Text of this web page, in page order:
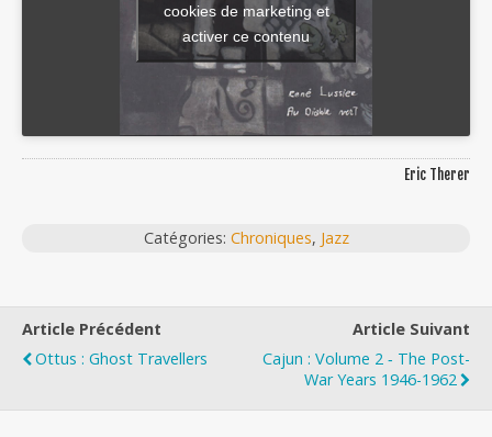
cookies de marketing et
activer ce contenu
Eric Therer
Catégories: Chroniques, Jazz
Article Précédent
Ottus : Ghost Travellers
Article Suivant
Cajun : Volume 2 ‐ The Post-
War Years 1946-1962